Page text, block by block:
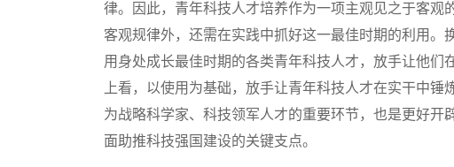
律。因此，青年科技人才培养作为一项主观见之于客
客观规律外，还需在实践中抓好这一最佳时期的利用
用身处成长最佳时期的各类青年科技人才，放手让他
上看，以使用为基础，放手让青年科技人才在实干中
为战略科学家、科技领军人才的重要环节，也是更好
面助推科技强国建设的关键支点。